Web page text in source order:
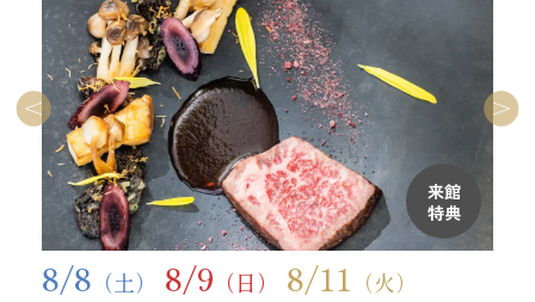
来館
特典
8/8 （土） 8/9 （日） 8/11 （火）